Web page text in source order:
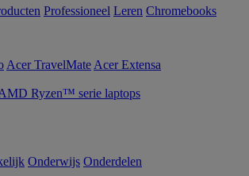
Professioneel Leren Chromebooks
Acer TravelMate Acer Extensa
Ryzen™ serie laptops
Onderwijs Onderdelen